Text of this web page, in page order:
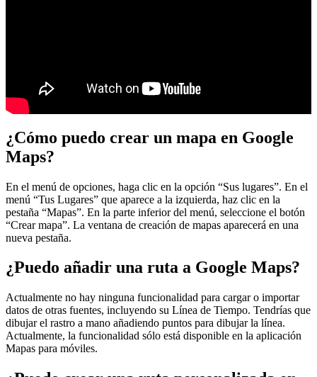
¿Cómo puedo crear un mapa en Google
Maps?
En el menú de opciones, haga clic en la opción “Sus lugares”. En el
menú “Tus Lugares” que aparece a la izquierda, haz clic en la
pestaña “Mapas”. En la parte inferior del menú, seleccione el botón
“Crear mapa”. La ventana de creación de mapas aparecerá en una
nueva pestaña.
¿Puedo añadir una ruta a Google Maps?
Actualmente no hay ninguna funcionalidad para cargar o importar
datos de otras fuentes, incluyendo su Línea de Tiempo. Tendrías que
dibujar el rastro a mano añadiendo puntos para dibujar la línea.
Actualmente, la funcionalidad sólo está disponible en la aplicación
Mapas para móviles.